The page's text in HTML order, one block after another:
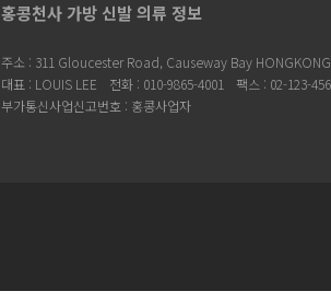
홍콩천사 가방 신발 의류 정보
주소 : 311 Gloucester Road, Causeway Bay
대표 : LOUIS LEE
전화 : 010-9865-4001 팩스 : 02-123-
부가통신사업신고번호 : 홍콩사업자